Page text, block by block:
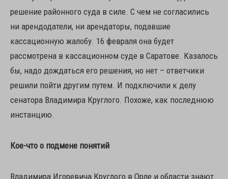
решение районного суда в силе. С чем не согласились
ни арендодатели, ни арендаторы, подавшие
кассационную жалобу. 16 февраля она будет
рассмотрена в кассационном суде в Саратове. Казалось
бы, надо дождаться его решения, но нет – ответчики
решили пойти другим путем. И подключили к делу
сенатора Владимира Круглого. Похоже, как последнюю
инстанцию.
Кое-что о подмене понятий
Владимира Игоревича Круглого в Орле и области знают